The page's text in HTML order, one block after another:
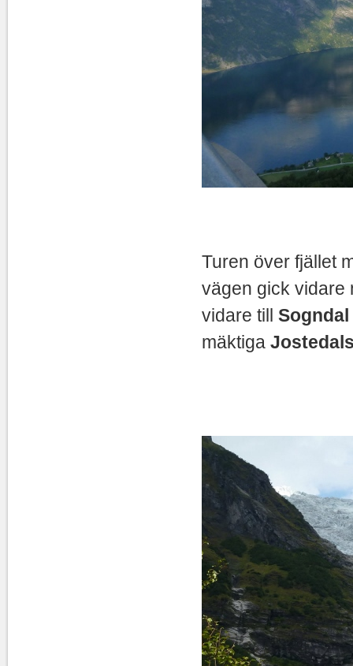
Turen över fjället
vägen gick vidare
vidare till Sogndal
mäktiga